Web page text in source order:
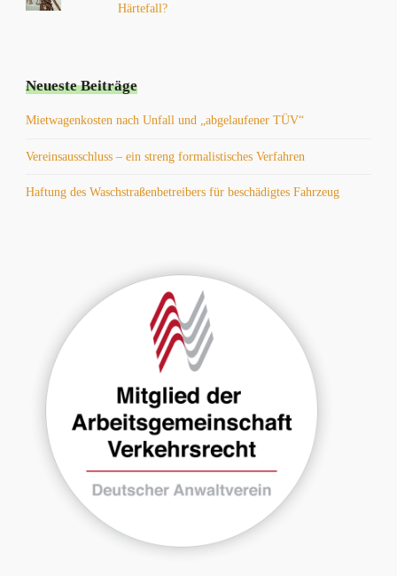
Härtefall?
Neueste Beiträge
Mietwagenkosten nach Unfall und „abgelaufener TÜV“
Vereinsausschluss – ein streng formalistisches Verfahren
Haftung des Waschstraßenbetreibers für beschädigtes Fahrzeug